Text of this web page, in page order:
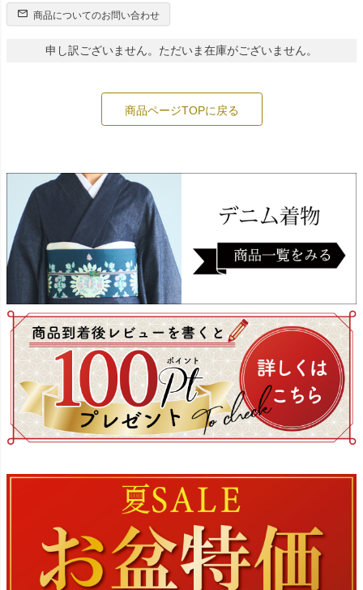
商品についてのお問い合わせ
申し訳ございません。ただいま在庫がございません。
商品ページTOPに戻る